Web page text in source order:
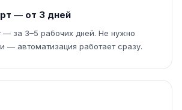
— от 3 дней
— за 3–5 рабочих дней. Не нужно
— автоматизация работает сразу.